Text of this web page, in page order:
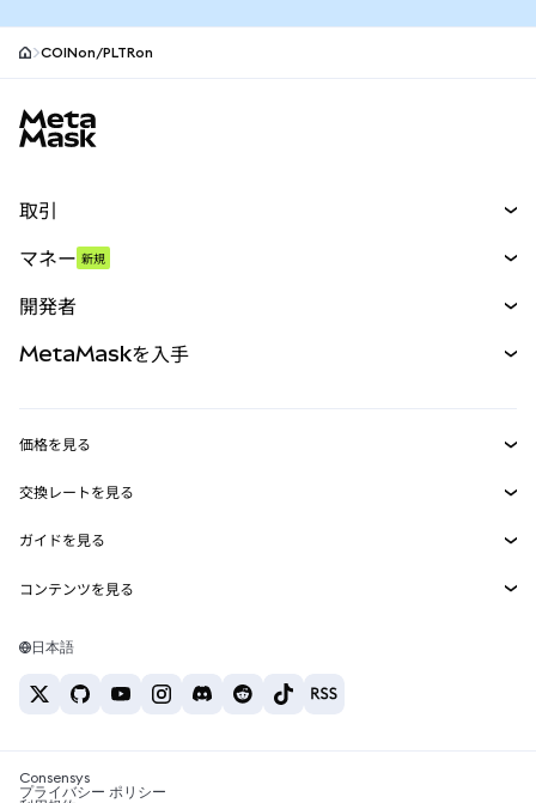
COINon/PLTRon
取引
パーペチュアル
RWA
マネー 新規
開発者
MetaMask Connect
Snaps
Web3サービス
MetaMaskを入手
セキュリティ
サポート
キャリア
お問い合わせ
価格を見る
イーサリアムの価格
Solanaの価格
Tetherの価格
交換レートを見る
ETH→USD
USDT→INR
BTC→INR
ETH→USDT
ガイドを見る
ETHの購入
USDTの購入
SHIBの購入
コンテンツを見る
Solanaウォレット
税制関連ニュース
日本語
Consensys
プライバシー ポリシー